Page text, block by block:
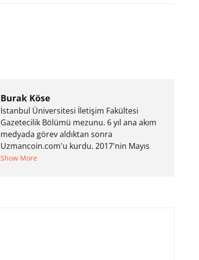
Burak Köse
İstanbul Üniversitesi İletişim Fakültesi
Gazetecilik Bölümü mezunu. 6 yıl ana akım
medyada görev aldıktan sonra
Uzmancoin.com'u kurdu. 2017'nin Mayıs
ayından bu yana bilfiil kripto para
Show More